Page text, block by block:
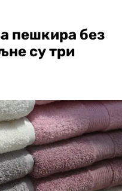
пешкира без
су три